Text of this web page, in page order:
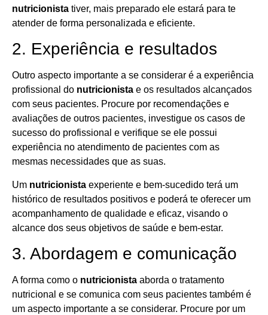
nutricionista tiver, mais preparado ele estará para te
atender de forma personalizada e eficiente.
2. Experiência e resultados
Outro aspecto importante a se considerar é a experiência
profissional do nutricionista e os resultados alcançados
com seus pacientes. Procure por recomendações e
avaliações de outros pacientes, investigue os casos de
sucesso do profissional e verifique se ele possui
experiência no atendimento de pacientes com as
mesmas necessidades que as suas.
Um nutricionista experiente e bem-sucedido terá um
histórico de resultados positivos e poderá te oferecer um
acompanhamento de qualidade e eficaz, visando o
alcance dos seus objetivos de saúde e bem-estar.
3. Abordagem e comunicação
A forma como o nutricionista aborda o tratamento
nutricional e se comunica com seus pacientes também é
um aspecto importante a se considerar. Procure por um